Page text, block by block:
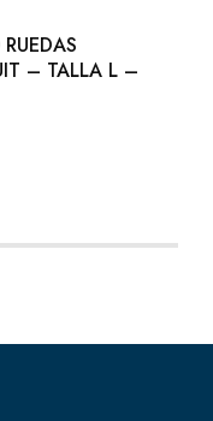
– TALLA L –